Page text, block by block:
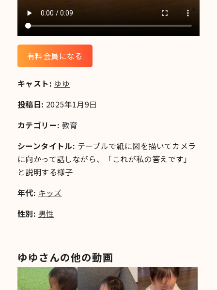
有料会員になる
キャスト: ゆゆ
投稿日: 2025年1月9日
カテゴリー: 教育
シーンタイトル: テーブルで紙に図を描いてカメラ
に向かって話しながら、「これが私の答えです」
と説明する様子
年代: キッズ
性別: 男性
ゆゆさんの他の動画